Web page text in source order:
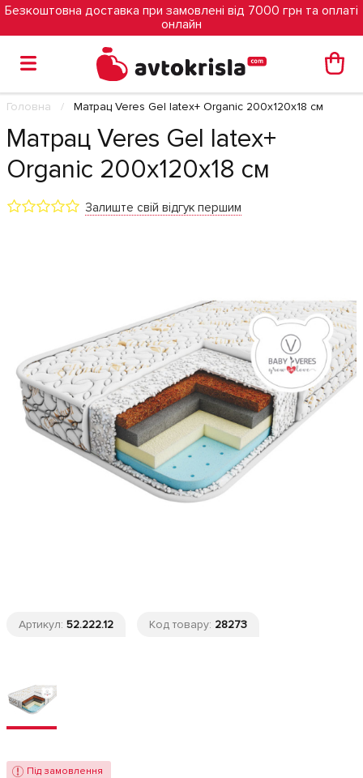
Безкоштовна доставка при замовлені від 7000 грн та оплаті
онлайн
Головна Матрац Veres Gel latex+ Organic 200х120х18 см
Матрац Veres Gel latex+
Organic 200х120х18 см
Залиште свій відгук першим
Артикул: 52.222.12 Код товару: 28273
Під замовлення